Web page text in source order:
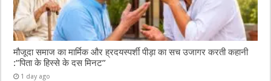
मौजूदा समाज का मार्मिक और ह्रदयस्पर्शी पीड़ा का सच उजागर करती कहानी
:”पिता के हिस्से के दस मिनट”
1 day ago